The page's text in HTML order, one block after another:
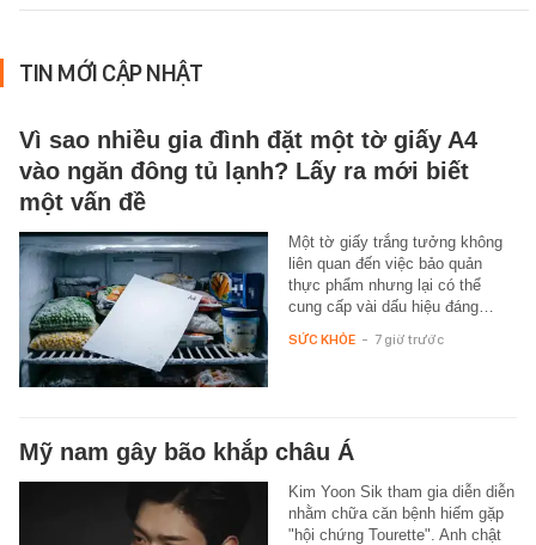
TIN MỚI CẬP NHẬT
Vì sao nhiều gia đình đặt một tờ giấy A4
vào ngăn đông tủ lạnh? Lấy ra mới biết
một vấn đề
Một tờ giấy trắng tưởng không
liên quan đến việc bảo quản
thực phẩm nhưng lại có thể
cung cấp vài dấu hiệu đáng…
SỨC KHỎE - 7 giờ trước
Mỹ nam gây bão khắp châu Á
Kim Yoon Sik tham gia diễn diễn
nhằm chữa căn bệnh hiếm gặp
"hội chứng Tourette". Anh chật